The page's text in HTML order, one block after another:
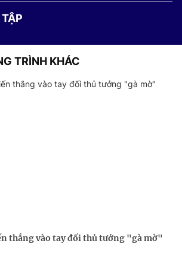
TRÌNH KHÁC
thắng vào tay đối thủ tưởng "gà mờ"